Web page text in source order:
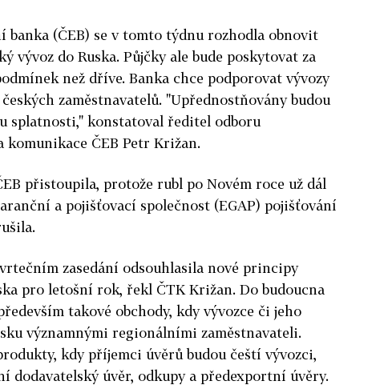
banka (ČEB) se v tomto týdnu rozhodla obnovit
vývoz do Ruska. Půjčky ale bude poskytovat za
než dříve. Banka chce podporovat vývozy
zaměstnavatelů. "Upřednostňovány budou
splatnosti," konstatoval ředitel odboru
ČEB Petr Križan.
přistoupila, protože rubl po Novém roce už dál
a pojišťovací společnost (EGAP) pojišťování
zasedání odsouhlasila nové principy
pro letošní rok, řekl ČTK Križan. Do budoucna
takové obchody, kdy vývozce či jeho
významnými regionálními zaměstnavateli.
kdy příjemci úvěrů budou čeští vývozci,
dodavatelský úvěr, odkupy a předexportní úvěry.